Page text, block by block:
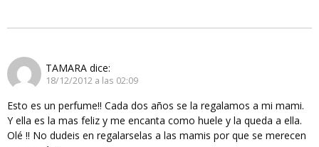
TAMARA dice:
18/12/2012 a las 02:09
Esto es un perfume!! Cada dos años se la regalamos a mi mami.
Y ella es la mas feliz y me encanta como huele y la queda a ella.
Olé !! No dudeis en regalarselas a las mamis por que se merecen